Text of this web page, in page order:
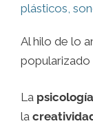
plásticos,
Al hilo de lo
popularizado
La
la